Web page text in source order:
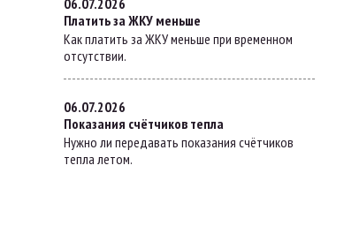
06.07.2026
Платить за ЖКУ меньше
Как платить за ЖКУ меньше при временном
отсутствии.
06.07.2026
Показания счётчиков тепла
Нужно ли передавать показания счётчиков
тепла летом.